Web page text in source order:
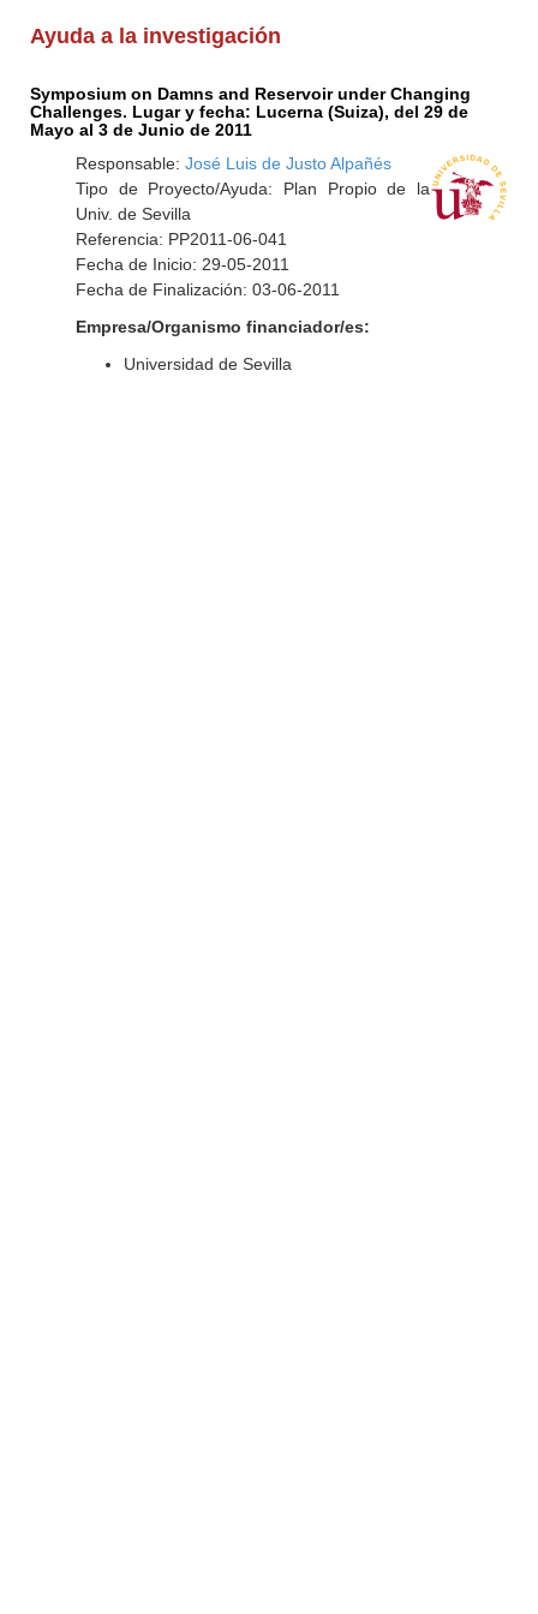
Ayuda a la investigación
Symposium on Damns and Reservoir under Changing
Challenges. Lugar y fecha: Lucerna (Suiza), del 29 de
Mayo al 3 de Junio de 2011
Responsable: José Luis de Justo Alpañés
Tipo de Proyecto/Ayuda: Plan Propio de la
Univ. de Sevilla
Referencia: PP2011-06-041
Fecha de Inicio: 29-05-2011
Fecha de Finalización: 03-06-2011
Empresa/Organismo financiador/es:
Universidad de Sevilla